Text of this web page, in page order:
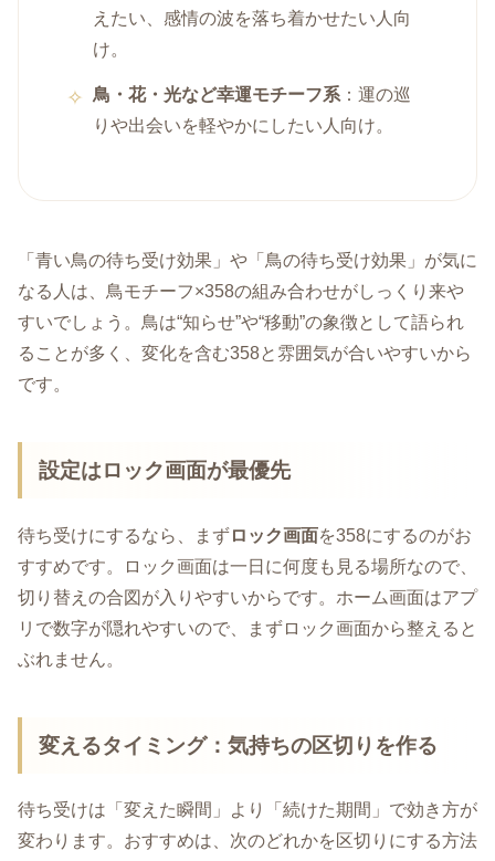
えたい、感情の波を落ち着かせたい人向
け。
鳥・花・光など幸運モチーフ系 ：運の巡
りや出会いを軽やかにしたい人向け。
「青い鳥の待ち受け効果」や「鳥の待ち受け効果」が気に
なる人は、鳥モチーフ×358の組み合わせがしっくり来や
すいでしょう。鳥は“知らせ”や“移動”の象徴として語られ
ることが多く、変化を含む358と雰囲気が合いやすいから
です。
設定はロック画面が最優先
待ち受けにするなら、まずロック画面を358にするのがお
すすめです。ロック画面は一日に何度も見る場所なので、
切り替えの合図が入りやすいからです。ホーム画面はアプ
リで数字が隠れやすいので、まずロック画面から整えると
ぶれません。
変えるタイミング：気持ちの区切りを作る
待ち受けは「変えた瞬間」より「続けた期間」で効き方が
変わります。おすすめは、次のどれかを区切りにする方法